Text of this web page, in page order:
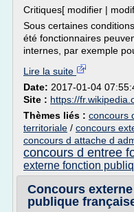
Critiques[ modifier |
Sous certaines
été fonctionnaires
internes, par exemple
Lire la suite
Date: 2017-01-04
Site : https://
Thèmes liés : concours
territoriale / concours
concours d attache d
concours d entree
externe fonction
Concours
publique